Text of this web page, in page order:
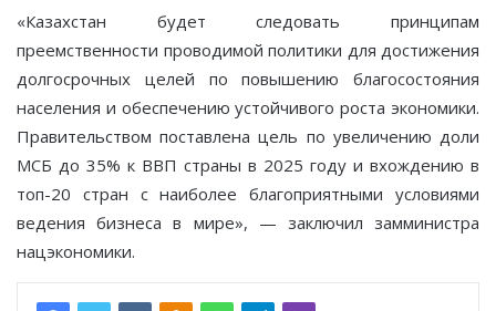
«Казахстан будет следовать принципам
преемственности проводимой политики для достижения
долгосрочных целей по повышению благосостояния
населения и обеспечению устойчивого роста экономики.
Правительством поставлена цель по увеличению доли
МСБ до 35% к ВВП страны в 2025 году и вхождению в
топ-20 стран с наиболее благоприятными условиями
ведения бизнеса в мире», — заключил замминистра
нацэкономики.